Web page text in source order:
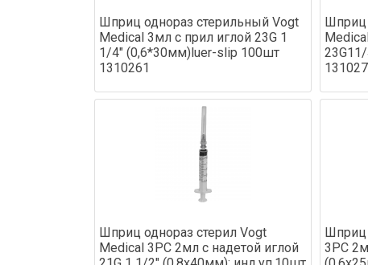
Шприц однораз стерильный Vogt
Medical 3мл с прил иглой 23G 1
1/4" (0,6*30мм)luer-slip 100шт
1310261
Шприц
Шприц однораз стерил Vogt
Medical 3PC 2мл с надетой иглой
Шприц
3PC